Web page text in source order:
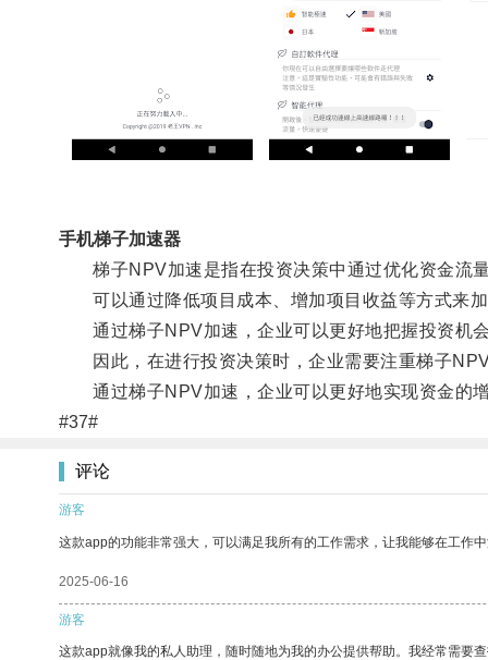
手机梯子加速器
梯子NPV加速是指在投资决策中通过优化资金流
可以通过降低项目成本、增加项目收益等方式来
通过梯子NPV加速，企业可以更好地把握投资机
因此，在进行投资决策时，企业需要注重梯子
通过梯子NPV加速，企业可以更好地实现资金的
#37#
评论
游客
这款app的功能非常强大，可以满足我所有的工作需求，让我能够在工作
2025-06-16
游客
这款app就像我的私人助理，随时随地为我的办公提供帮助。我经常需要